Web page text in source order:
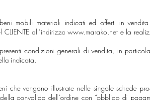
mobili materiali indicati ed offerti in
CLIENTE all’indirizzowww.marako.net e la
condizioni generali di vendita, in
indicata.
che vengono illustrate nelle singole schede
convalida dell’ordine con “obbligo di